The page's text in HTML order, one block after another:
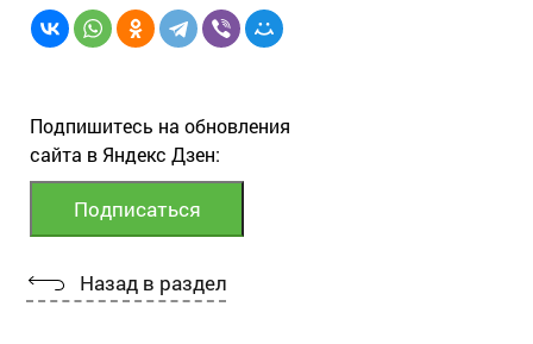
Подпишитесь на обновления
сайта в Яндекс Дзен:
Назад в раздел